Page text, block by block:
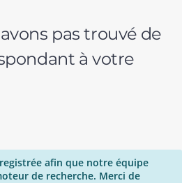
pas trouvé de
à votre
afin que notre équipe
de recherche. Merci de